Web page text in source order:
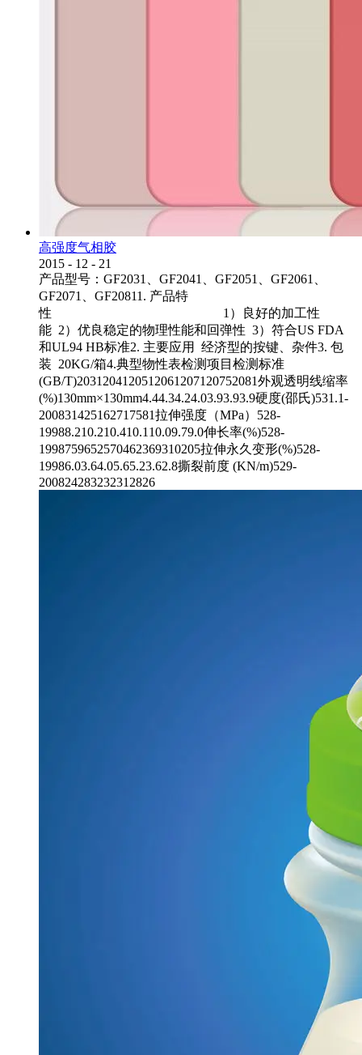
高强度气相胶
2015 - 12 - 21
产品型号：GF2031、GF2041、GF2051、GF2061、
GF2071、GF20811. 产品特
性 1）良好的加工性
能 2）优良稳定的物理性能和回弹性 3）符合US FDA
和UL94 HB标准2. 主要应用 经济型的按键、杂件3. 包
装 20KG/箱4.典型物性表检测项目检测标准
(GB/T)2031204120512061207120752081外观透明线缩率
(%)130mm×130mm4.44.34.24.03.93.93.9硬度(邵氏)531.1-
200831425162717581拉伸强度（MPa）528-
19988.210.210.410.110.09.79.0伸长率(%)528-
1998759652570462369310205拉伸永久变形(%)528-
19986.03.64.05.65.23.62.8撕裂前度 (KN/m)529-
200824283232312826